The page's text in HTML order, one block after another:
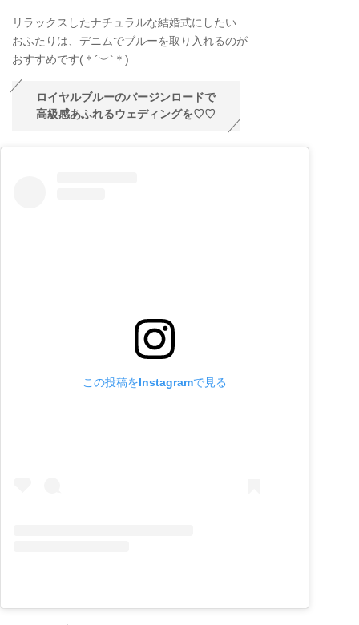
リラックスしたナチュラルな結婚式にしたい
おふたりは、デニムでブルーを取り入れるのが
おすすめです(＊ ´︶` ＊)
ロイヤルブルーのバージンロードで
高級感あふれるウェディングを♡♡
この投稿をInstagramで見る